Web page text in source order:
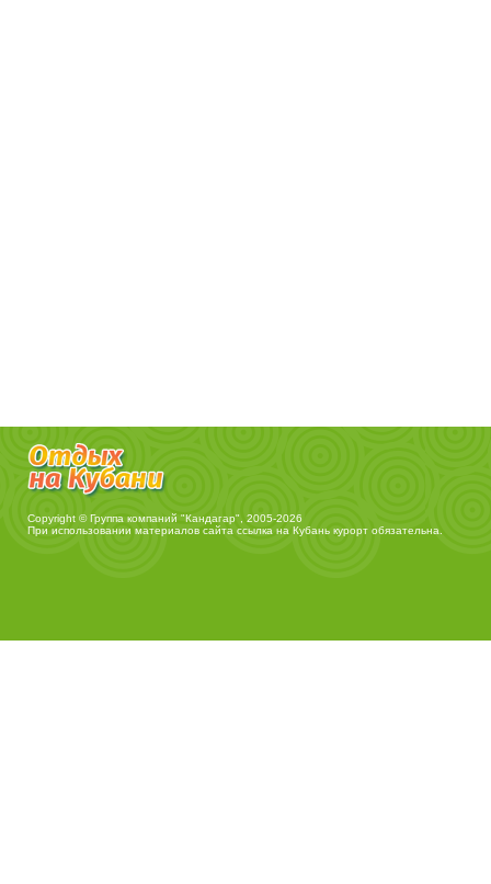
Copyright © Группа компаний "Кандагар", 2005-2026
При использовании материалов сайта ссылка на Кубань курорт обязательна.